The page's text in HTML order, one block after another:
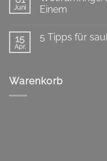
Juni
Einem
zu
Wolframringe:
in
Einem
15
Apr.
5 Tipps für
Tipps
Warenkorb